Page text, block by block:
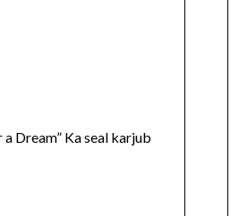
Dream” Ka seal karjub